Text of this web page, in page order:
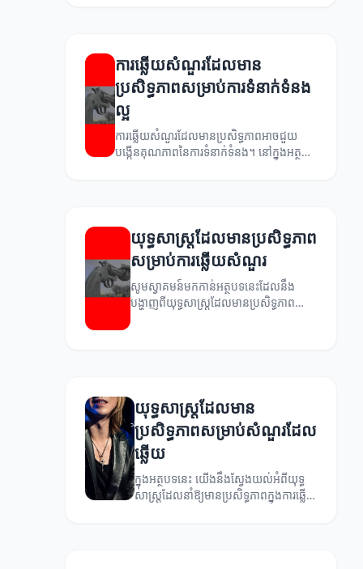
ការឆ្លើយសំណួរដែលមាន
ប្រសិទ្ធភាពសម្រាប់ការទំនាក់ទំនង
ល្អ
ការឆ្លើយសំណួរដែលមានប្រសិទ្ធភាពអាចជួយ
បង្កើនគុណភាពនៃការទំនាក់ទំនង។ នៅក្នុងអត្ថបទ
យុទ្ធសាស្ត្រដែលមានប្រសិទ្ធភាព
សម្រាប់ការឆ្លើយសំណួរ
សូមស្វាគមន៍មកកាន់អត្ថបទនេះដែលនឹង
បង្ហាញពីយុទ្ធសាស្ត្រដែលមានប្រសិទ្ធភាព
សម្រាប់ការឆ្លើយសំណួរ។
យុទ្ធសាស្ត្រដែលមាន
ប្រសិទ្ធភាពសម្រាប់សំណួរដែល
ឆ្លើយ
ក្នុងអត្ថបទនេះ យើងនឹងស្វែងយល់អំពីយុទ្ធ
សាស្ត្រដែលនាំឱ្យមានប្រសិទ្ធភាពក្នុងការឆ្លើយ